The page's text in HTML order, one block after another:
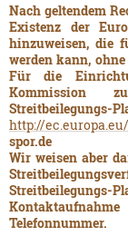
Nach geltendem
Existenz der
hinzuweisen, die
werden kann,
Für die
Kommission
http://
spor.de
Wir weisen aber
Telefonnummer.